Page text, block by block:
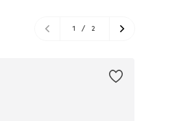
1 / 2